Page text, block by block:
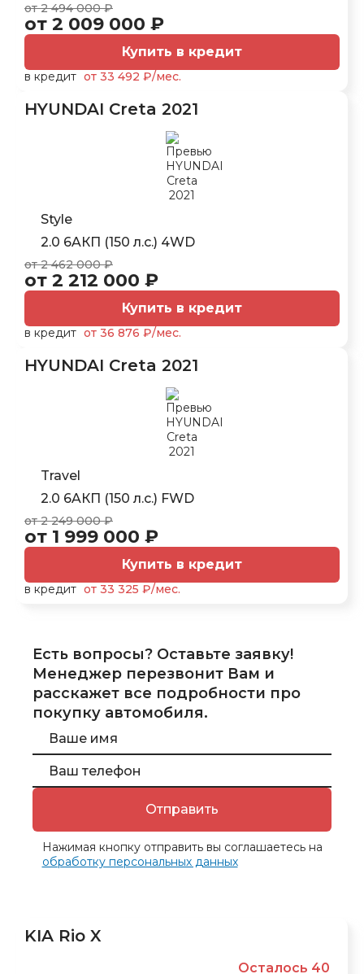
от 2 494 000 ₽
от 2 009 000 ₽
Купить в кредит
в кредит от 33 492 ₽/мес.
HYUNDAI Creta 2021
Style
2.0 6AКП (150 л.с.) 4WD
от 2 462 000 ₽
от 2 212 000 ₽
Купить в кредит
в кредит от 36 876 ₽/мес.
HYUNDAI Creta 2021
Travel
2.0 6AКП (150 л.с.) FWD
от 2 249 000 ₽
от 1 999 000 ₽
Купить в кредит
в кредит от 33 325 ₽/мес.
Есть вопросы? Оставьте заявку!
Менеджер перезвонит Вам и
расскажет все подробности про
покупку автомобиля.
Отправить
Нажимая кнопку отправить вы соглашаетесь на
обработку персональных данных
KIA Rio X
Осталось 40